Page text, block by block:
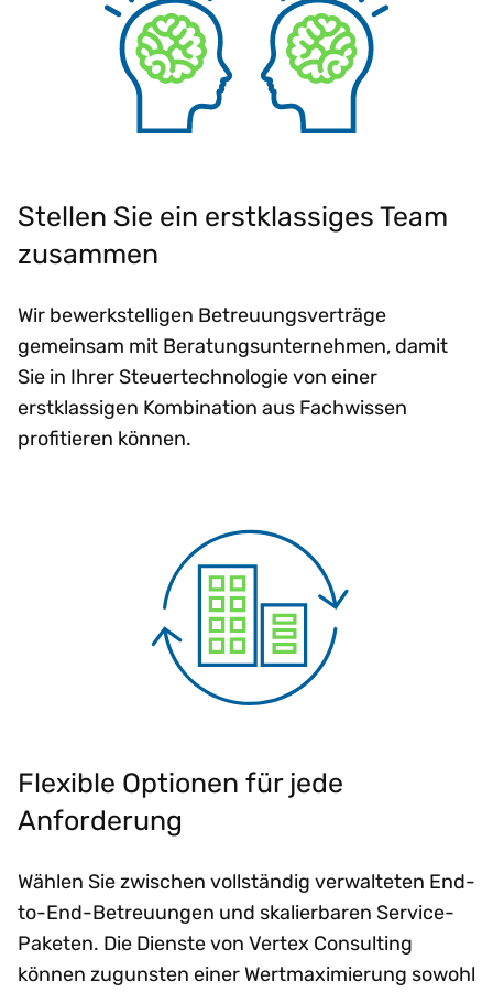
Stellen Sie ein erstklassiges Team
zusammen
Wir bewerkstelligen Betreuungsverträge
gemeinsam mit Beratungsunternehmen, damit
Sie in Ihrer Steuertechnologie von einer
erstklassigen Kombination aus Fachwissen
profitieren können.
Flexible Optionen für jede
Anforderung
Wählen Sie zwischen vollständig verwalteten End-
to-End-Betreuungen und skalierbaren Service-
Paketen. Die Dienste von Vertex Consulting
können zugunsten einer Wertmaximierung sowohl